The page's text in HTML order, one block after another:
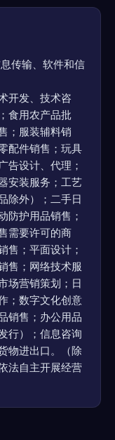
传输、软件和信
开发、技术咨
食用农产品批
；服装辅料销
配件销售；玩具
告设计、代理；
安装服务；工艺
除外）；二手日
防护用品销售；
需要许可的商
售；平面设计；
售；网络技术服
场营销策划；日
；数字文化创意
销售；办公用品
行）；信息咨询
物进出口。（除
法自主开展经营